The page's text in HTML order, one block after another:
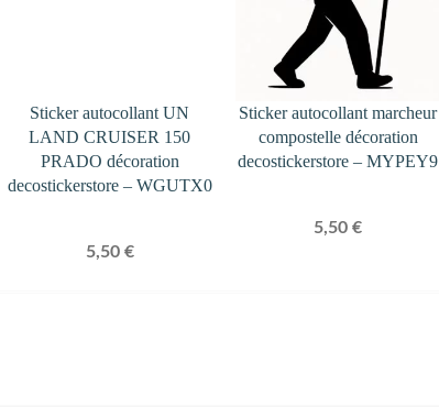
Sticker autocollant UN
LAND CRUISER 150
PRADO décoration
decostickerstore – WGUTX0
5,50 €
Sticker autocollant marcheur
compostelle décoration
decostickerstore – MYPEY9
5,50€